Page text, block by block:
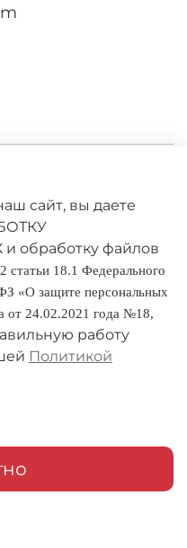
сайт, вы даете
файлов
статьи 18.1 Федерального
«О защите персональных
от 24.02.2021 года №18,
работу
Политикой